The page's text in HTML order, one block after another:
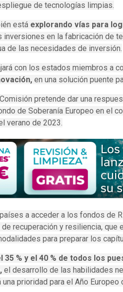
de tecnologías limpias.
está explorando vías para
inversiones en la fabricación de
de las necesidades de inversión.
con los estados miembros a
en una solución puente
pretende dar una
de Soberanía Europeo en el
verano de 2023.
a acceder a los fondos de
recuperación y resiliencia,
para preparar los
35 % y el 40 % de todos los
el desarrollo de las habilidades
prioridad para el Año Europeo